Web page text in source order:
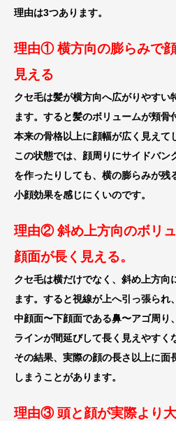
理由は3つあります。
理由① 横方向の膨らみで顔
見える
クセ毛は髪が横方向へ広がりやすい
ます。すると髪のボリュームが頬骨
本来の骨格以上に顔幅が広く見えて
この状態では、顔周りにサイドバン
を作った りしても、横の膨らみが残
小顔効果を感じにくいのです。
理由② 斜め上方向のボリ
顔面が長く 見える。
クセ毛は横だけでなく、斜め上方向
ます。すると視線が上へ引っ張られ、
中顔面〜下顔面である鼻〜アゴ周り
ラインが間延びして長く見えやすく
その結果、実際の顔の長さ以上に面
しまうことがあります。
理由③ 頭と顔が実際より